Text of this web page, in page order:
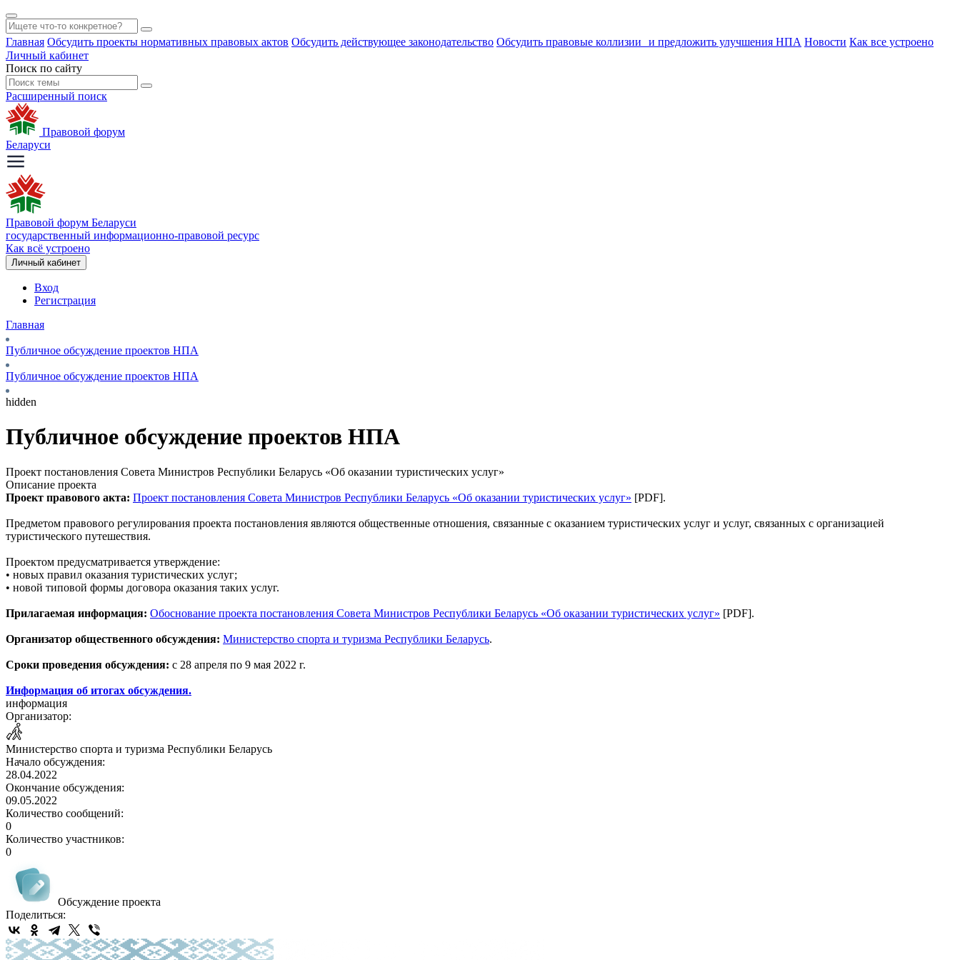
Главная Обсудить проекты нормативных правовых актов Обсудить действующее законодательство Обсудить правовые коллизии и предложить улучшения НПА Новости Как все устроено
Личный кабинет
Поиск по сайту
Расширенный поиск
Правовой форум
Беларуси
Правовой форум Беларуси
государственный информационно-правовой ресурс
Как всё устроено
Личный кабинет
Вход
Регистрация
Главная
Публичное обсуждение проектов НПА
Публичное обсуждение проектов НПА
hidden
Публичное обсуждение проектов НПА
Проект постановления Совета Министров Республики Беларусь «Об оказании туристических услуг»
Описание проекта
Проект правового акта: Проект постановления Совета Министров Республики Беларусь «Об оказании туристических услуг» [PDF].
Предметом правового регулирования проекта постановления являются общественные отношения, связанные с оказанием туристических услуг и услуг, связанных с организацией
туристического путешествия.
Проектом предусматривается утверждение:
• новых правил оказания туристических услуг;
• новой типовой формы договора оказания таких услуг.
Прилагаемая информация: Обоснование проекта постановления Совета Министров Республики Беларусь «Об оказании туристических услуг» [PDF].
Организатор общественного обсуждения: Министерство спорта и туризма Республики Беларусь.
Сроки проведения обсуждения: с 28 апреля по 9 мая 2022 г.
Информация об итогах обсуждения.
информация
Организатор:
Министерство спорта и туризма Республики Беларусь
Начало обсуждения:
28.04.2022
Окончание обсуждения:
09.05.2022
Количество сообщений:
0
Количество участников:
0
Обсуждение проекта
Поделиться: